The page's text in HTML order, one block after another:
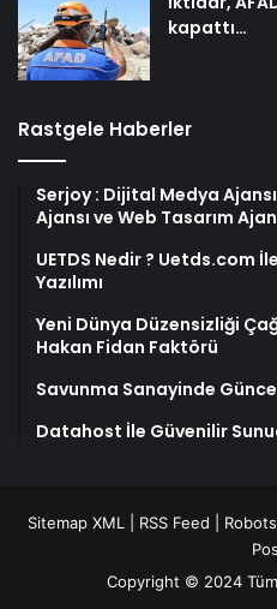
kapattı…
Rastgele Haberler
Serjoy : Dijital Medya
Ajansı ve Web Tasarım
UETDS Nedir ? Uetds.com
Yazılımı
Yeni Dünya Düzensizliği
Hakan Fidan Faktörü
Savunma Sanayinde
Datahost İle Güvenilir
Sitemap XML RSS Feed Robots
Copyright © 2024 Tüm